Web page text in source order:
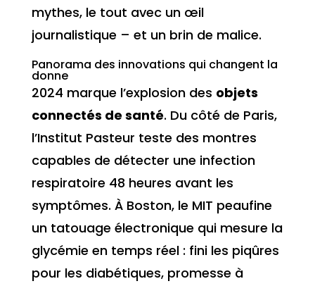
mythes, le tout avec un œil
journalistique – et un brin de malice.
Panorama des innovations qui changent la
donne
2024 marque l’explosion des objets
connectés de santé. Du côté de Paris,
l’Institut Pasteur teste des montres
capables de détecter une infection
respiratoire 48 heures avant les
symptômes. À Boston, le MIT peaufine
un tatouage électronique qui mesure la
glycémie en temps réel : fini les piqûres
pour les diabétiques, promesse à